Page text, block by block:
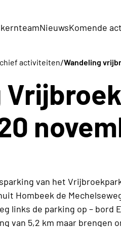
kernteamNieuwsKomende
activiteiten/Wandeling
van het
Hombeek de
links de parking op – bord
van 5,2 km maar brengen